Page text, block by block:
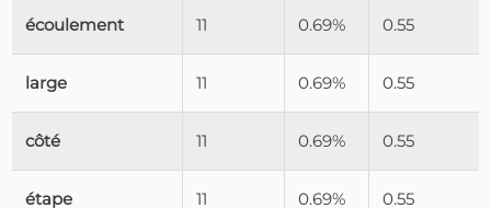
écoulement 11 0.69% 0.55
large 11 0.69% 0.55
côté 11 0.69% 0.55
étape 11 0.69% 0.55